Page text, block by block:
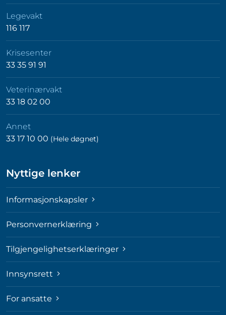
Legevakt
116 117
Krisesenter
33 35 91 91
Veterinærvakt
33 18 02 00
Annet
33 17 10 00 (Hele døgnet)
Nyttige lenker
Informasjonskapsler
Personvernerklæring
Tilgjengelighetserklæringer
Innsynsrett
For ansatte